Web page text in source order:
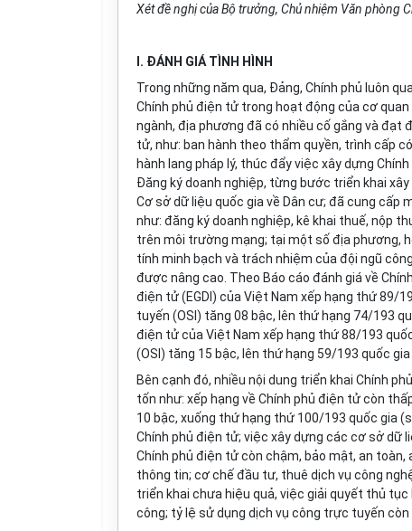
Xét đề nghịcủa Bộ trưởng, Chủ nhiệm Văn phòng
I. ĐÁNH GIÁ TÌNH HÌNH
Trong những năm qua, Đảng, Chính phủ luôn
Chính phủ điện tử trong hoạt động của cơ
ngành, địa phương đã có nhiều cố gắng và đạt
tử, như: ban hành theo thẩm quyền, trình cấp
hành lang pháp lý, thúc đẩy việc xây dựng
Đăng ký doanh nghiệp, từng bước triển khai
Cơ sở dữ liệu quốc gia về Dân cư; đã cung
như: đăng ký doanh nghiệp, kê khai thuế, nộp
trên môi trường mạng; tại một số địa phương,
tính minh bạch và trách nhiệm của đội ngũ
được nâng cao. Theo Báo cáo đánh giá về
điện tử (EGDI) của Việt Nam xếp hạng thứ 89/
tuyến (OSI) tăng 08 bậc, lên thứ hạng 74/193
điện tử của Việt Nam xếp hạng thứ 88/193
(OSI) tăng 15 bậc, lên thứ hạng 59/193 quốc
Bên cạnh đó, nhiều nội dung triển khai Chính
tốn như: xếp hạng về Chính phủ điện tử còn
10 bậc, xuống thứ hạng thứ 100/193 quốc gia
Chính phủ điện tử; việc xây dựng các cơ sở dữ
Chính phủ điện tử còn chậm, bảo mật, an
thông tin; cơ chế đầu tư, thuê dịch vụ công
triển khai chưa hiệu quả, việc giải quyết thủ
công; tỷ lệ sử dụng dịch vụ công trực tuyến còn